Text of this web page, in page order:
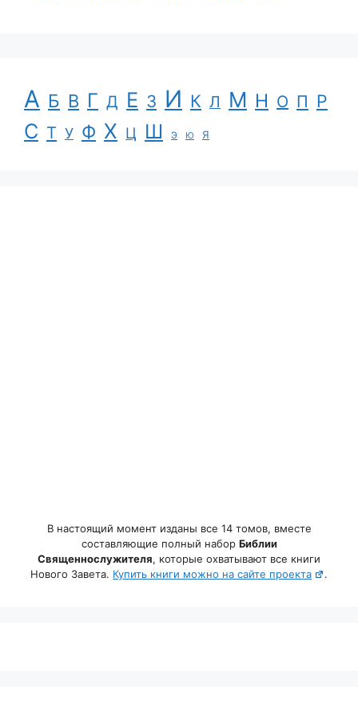
А Б В Г Д Е З И К Л М Н О П Р
С Т У Ф Х Ц Ш Э Ю Я
В настоящий момент изданы все 14 томов, вместе
составляющие полный набор Библии
Священнослужителя, которые охватывают все книги
Нового Завета. Купить книги можно на сайте проекта .